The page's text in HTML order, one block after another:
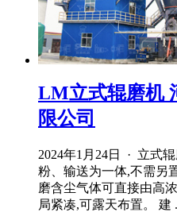
LM立式辊磨机
限公司
2024年1月24日 · 立式
粉、输送为一体,不需另
磨含尘气体可直接由高
局紧凑,可露天布置。 建 .